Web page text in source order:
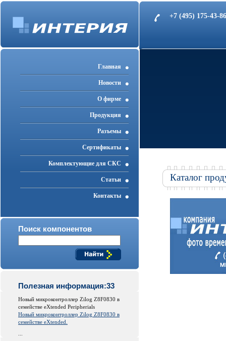
+7 (495) 175-43-
Главная
Новости
О фирме
Продукция
Разъемы
Cертификаты
Комплектующие для СКС
Статьи
Контакты
Поиск компонентов
Полезная информация:33
Новый микроконтроллер Zilog Z8F0830 в
семействе eXtended Peripherials
Новый микроконтроллер Zilog Z8F0830 в
семействе eXtended.
Каталог